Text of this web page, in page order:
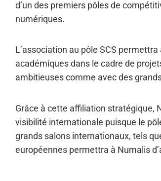
d’un des premiers pôles de
numériques.
L’association au pôle SCS
académiques dans le cadre de
ambitieuses comme avec des
Grâce à cette affiliation stratégique,
visibilité internationale puisque le
grands salons internationaux, tels
européennes permettra à Numalis